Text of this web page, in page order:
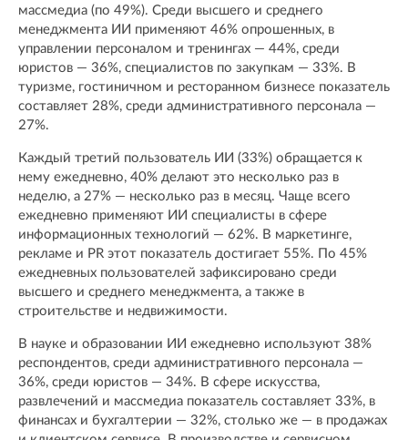
массмедиа (по 49%). Среди высшего и среднего
менеджмента ИИ применяют 46% опрошенных, в
управлении персоналом и тренингах — 44%, среди
юристов — 36%, специалистов по закупкам — 33%. В
туризме, гостиничном и ресторанном бизнесе показатель
составляет 28%, среди административного персонала —
27%.
Каждый третий пользователь ИИ (33%) обращается к
нему ежедневно, 40% делают это несколько раз в
неделю, а 27% — несколько раз в месяц. Чаще всего
ежедневно применяют ИИ специалисты в сфере
информационных технологий — 62%. В маркетинге,
рекламе и PR этот показатель достигает 55%. По 45%
ежедневных пользователей зафиксировано среди
высшего и среднего менеджмента, а также в
строительстве и недвижимости.
В науке и образовании ИИ ежедневно используют 38%
респондентов, среди административного персонала —
36%, среди юристов — 34%. В сфере искусства,
развлечений и массмедиа показатель составляет 33%, в
финансах и бухгалтерии — 32%, столько же — в продажах